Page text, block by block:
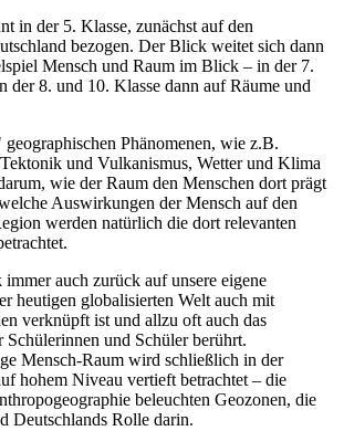
in der 5. Klasse, zunächst auf den
bezogen. Der Blick weitet sich dann
Mensch und Raum im Blick – in der 7.
der 8. und 10. Klasse dann auf Räume und
Phänomenen, wie z.B.
und Vulkanismus, Wetter und Klima
wie der Raum den Menschen dort prägt
Auswirkungen der Mensch auf den
werden natürlich die dort relevanten
auch zurück auf unsere eigene
heutigen globalisierten Welt auch mit
verknüpft ist und allzu oft auch das
Schülerinnen und Schüler berührt.
Mensch-Raum wird schließlich in der
hohem Niveau vertieft betrachtet – die
beleuchten Geozonen, die
Deutschlands Rolle darin.